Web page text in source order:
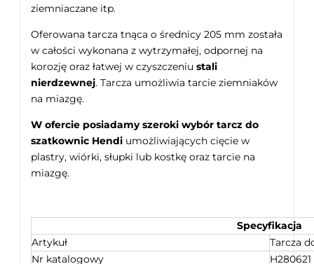
ziemniaczane itp.
Oferowana tarcza tnąca o średnicy 205 mm została
w całości wykonana z wytrzymałej, odpornej na
korozję oraz łatwej w czyszczeniu stali
nierdzewnej. Tarcza umożliwia tarcie ziemniaków
na miazgę.
W ofercie posiadamy szeroki wybór tarcz do
szatkownic Hendi umożliwiających cięcie w
plastry, wiórki, słupki lub kostkę oraz tarcie na
miazgę.
Specyfikacja
Artykuł
Tarcza
Nr katalogowy
H280621